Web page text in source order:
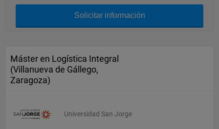
Solicitar información
Máster en Logística Integral
(Villanueva de Gállego,
Zaragoza)
Universidad San Jorge